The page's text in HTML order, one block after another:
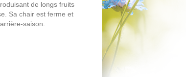
de longs fruits
Sa chair est ferme et
saison.